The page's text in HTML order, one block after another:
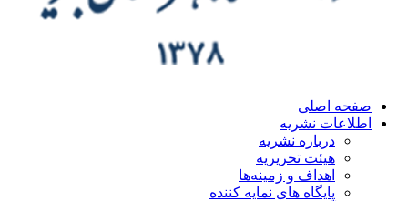
اصلی
نشریه
درباره نشریه
هیئت تحریریه
اهداف و زمینه‌ها
پایگاه های نمایه کننده